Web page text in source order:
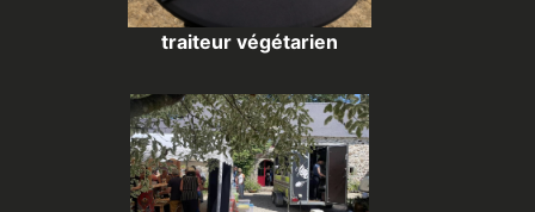
traiteur végétarien